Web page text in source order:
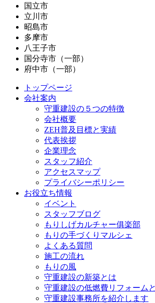
国立市
立川市
昭島市
多摩市
八王子市
国分寺市（一部）
府中市（一部）
トップページ
会社案内
守重建設の５つの特徴
会社概要
ZEH普及目標と実績
代表挨拶
企業理念
スタッフ紹介
アクセスマップ
プライバシーポリシー
お役立ち情報
イベント
スタッフブログ
もりしげカルチャー俱楽部
もりの手づくりマルシェ
よくある質問
施工の流れ
もりの風
守重建設の新築とは
守重建設の低燃費リフォーム
守重建設事務所を紹介します